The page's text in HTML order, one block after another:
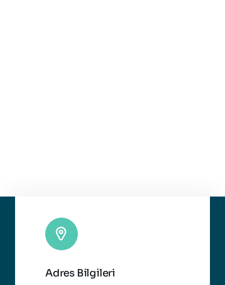
Adres Bilgileri